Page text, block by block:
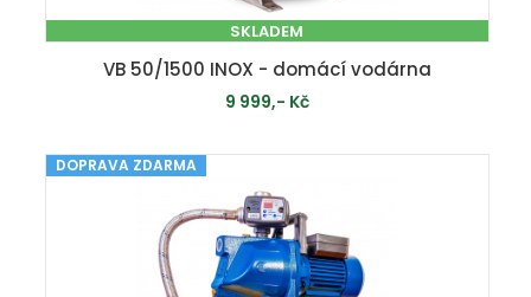
SKLADEM
VB 50/1500 INOX - domácí vodárna
9 999,- Kč
DOPRAVA ZDARMA